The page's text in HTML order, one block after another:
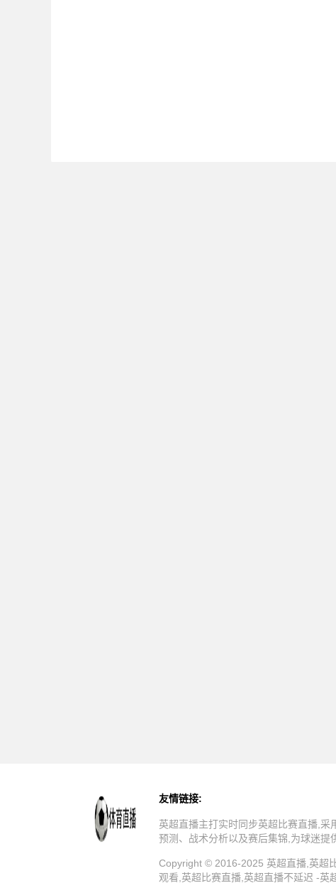
友情链接:
英超直播主打实时同步英超比赛直播,
预测、战术分析以及赛后集锦,为球迷提
Copyright © 2016-2025 英超直播,英超
观看,英超比赛直播,英超直播不延迟 -英